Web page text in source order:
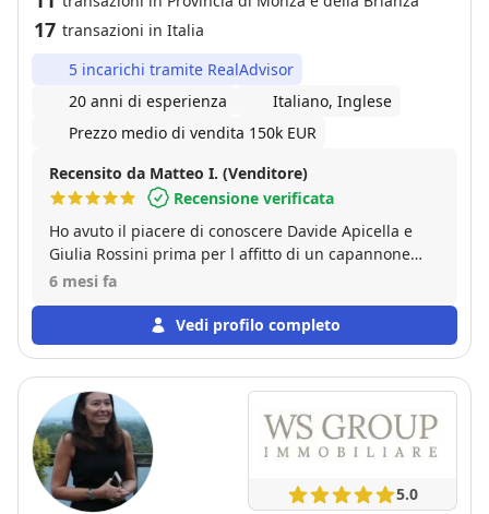
17 transazioni in Italia
5 incarichi tramite RealAdvisor
20 anni di esperienza
Italiano, Inglese
Prezzo medio di vendita 150k EUR
Recensito da Matteo I. (Venditore)
Recensione verificata
Ho avuto il piacere di conoscere Davide Apicella e
Giulia Rossini prima per l affitto di un capannone
sito a Cernusco sul naviglio e poi per la vendita della
conoscono bene il mercato immobiliare e tutte le sue
sfaccettature. Ci hanno saputo consigliare e seguire
con disponibilità di interagire e chiarire dubbi a
qualsiasi ora. Consiglio loro e la loro agenzia,
conoscono bene la legge e tutti i documenti
necessari per non trovare sorprese sia per chi
acquista che per chi vende.
6 mesi fa
Vedi profilo completo
5.0